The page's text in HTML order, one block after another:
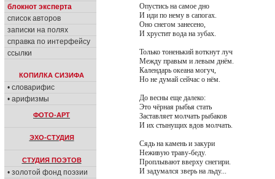
блокнот эксперта
список авторов
записки на полях
справка по интерфейсу
ссылки
КОПИЛКА СИЗИФА
• словарифис
• арифизмы
ФОТО-АРТ
ЭХО-СТУДИЯ
СТУДИЯ ПОЭТОВ
• золотой фонд поэзии
Опустись на самое дно
И иди по нему в сапогах.
Оно снегом занесено,
И хрустит вода на зубах.
Только тоненький воткнут луч
Между правым и левым днём.
Календарь океана могуч,
Но не думай сейчас о нём.
До весны еще далеко:
Это чёрная рыбья стать
Заставляет молчать рыбаков
И их стынущих вдов молчать.
Сядь на камень и закури
Неживую траву-беду.
Проплывают вверху снегири.
И задумался зверь на льду...